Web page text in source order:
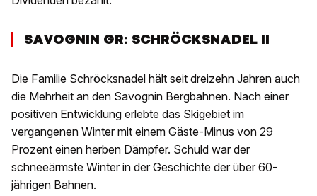
SAVOGNIN GR: SCHRÖCKSNADEL II
Die Familie Schröcksnadel hält seit dreizehn Jahren auch
die Mehrheit an den Savognin Bergbahnen. Nach einer
positiven Entwicklung erlebte das Skigebiet im
vergangenen Winter mit einem Gäste-Minus von 29
Prozent einen herben Dämpfer. Schuld war der
schneeärmste Winter in der Geschichte der über 60-
jährigen Bahnen.